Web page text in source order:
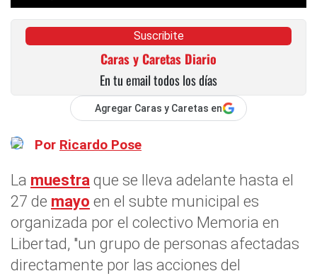
Suscribite
Caras y Caretas Diario
En tu email todos los días
Agregar Caras y Caretas en
Por Ricardo Pose
La muestra que se lleva adelante hasta el
27 de mayo en el subte municipal es
organizada por el colectivo Memoria en
Libertad, "un grupo de personas afectadas
directamente por las acciones del